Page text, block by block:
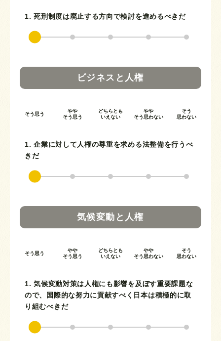
1. 死刑制度は廃止する方向で検討を進めるべきだ
ビジネスと人権
そう思う
やや
そう思う
どちらとも
いえない
やや
そう思わない
そう
思わない
1. 企業に対して人権の尊重を求める法整備を行うべ
きだ
気候変動と人権
そう思う
やや
そう思う
どちらとも
いえない
やや
そう思わない
そう
思わない
1. 気候変動対策は人権にも影響を及ぼす重要課題な
ので、国際的な努力に貢献すべく日本は積極的に取
り組むべきだ